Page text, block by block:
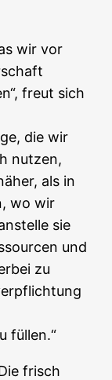
wir vor
freut sich
die wir
nutzen,
als in
wo wir
sie
und
zu
füllen.“
frisch